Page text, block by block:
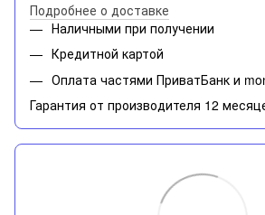
Подробнее о доставке
Наличными при получении
Кредитной картой
Оплата частями ПриватБанк и
Гарантия от производителя 12